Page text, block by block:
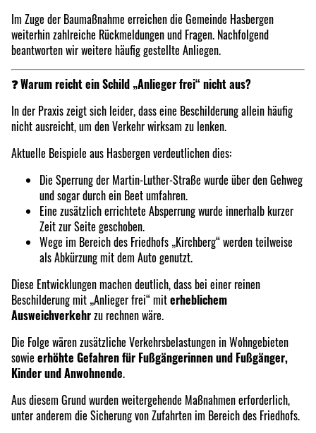
Im Zuge der Baumaßnahme erreichen die Gemeinde Hasbergen
weiterhin zahlreiche Rückmeldungen und Fragen. Nachfolgend
beantworten wir weitere häufig gestellte Anliegen.
❓ Warum reicht ein Schild „Anlieger frei“ nicht aus?
In der Praxis zeigt sich leider, dass eine Beschilderung allein häufig
nicht ausreicht, um den Verkehr wirksam zu lenken.
Aktuelle Beispiele aus Hasbergen verdeutlichen dies:
Die Sperrung der Martin-Luther-Straße wurde über den Gehweg
und sogar durch ein Beet umfahren.
Eine zusätzlich errichtete Absperrung wurde innerhalb kurzer
Zeit zur Seite geschoben.
Wege im Bereich des Friedhofs „Kirchberg“ werden teilweise
als Abkürzung mit dem Auto genutzt.
Diese Entwicklungen machen deutlich, dass bei einer reinen
Beschilderung mit „Anlieger frei“ miterheblichem
Ausweichverkehrzu rechnen wäre.
Die Folge wären zusätzliche Verkehrsbelastungen in Wohngebieten
sowie erhöhte Gefahren für Fußgängerinnen und Fußgänger,
Kinder und Anwohnende.
Aus diesem Grund wurden weitergehende Maßnahmen erforderlich,
unter anderem die Sicherung von Zufahrten im Bereich des Friedhofs.